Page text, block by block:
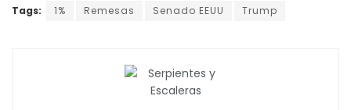
Tags: 1% Remesas Senado EEUU Trump